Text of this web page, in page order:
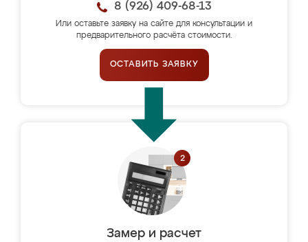
8 (926) 409-68-13
Или оставьте заявку на сайте для консультации и
предварительного расчёта стоимости.
ОСТАВИТЬ ЗАЯВКУ
Замер и расчет